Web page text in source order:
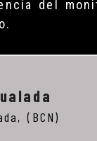
del
(BCN)